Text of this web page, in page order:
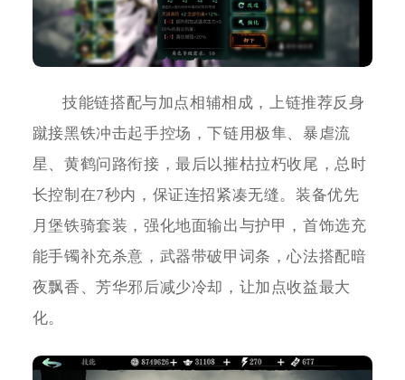
技能链搭配与加点相辅相成，上链推荐反身
蹴接黑铁冲击起手控场，下链用极隼、暴虐流
星、黄鹤问路衔接，最后以摧枯拉朽收尾，总时
长控制在7秒内，保证连招紧凑无缝。装备优先
月堡铁骑套装，强化地面输出与护甲，首饰选充
能手镯补充杀意，武器带破甲词条，心法搭配暗
夜飘香、芳华邪后减少冷却，让加点收益最大
化。